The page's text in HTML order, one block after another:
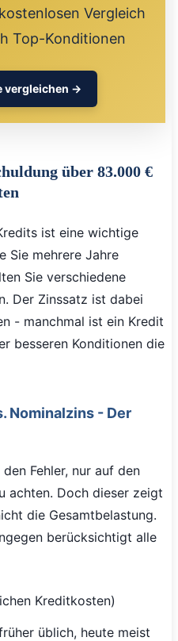
Vergleich
Top-Konditionen
vergleichen →
über 83.000 €
ist eine wichtige
Sie mehrere Jahre
Sie verschiedene
Der Zinssatz ist dabei
- manchmal ist ein Kredit
besseren Konditionen die
Nominalzins - Der
Fehler, nur auf den
achten. Doch dieser zeigt
die Gesamtbelastung.
berücksichtigt alle
Kreditkosten)
üblich, heute meist